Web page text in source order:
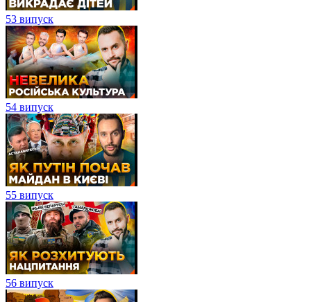
53 випуск
54 випуск
55 випуск
56 випуск